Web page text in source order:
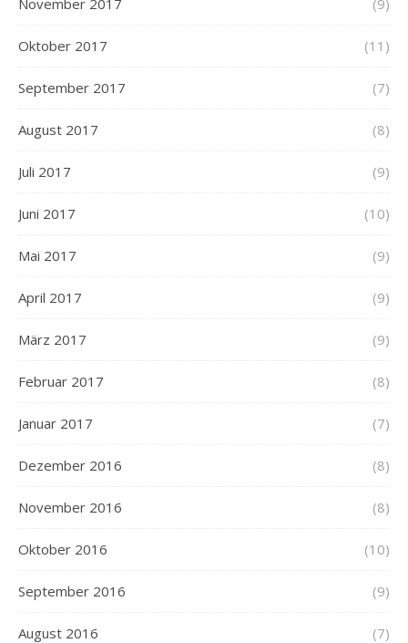
Oktober 2017 (11)
September 2017 (7)
August 2017 (8)
Juli 2017 (9)
Juni 2017 (10)
Mai 2017 (9)
April 2017 (9)
März 2017 (9)
Februar 2017 (8)
Januar 2017 (7)
Dezember 2016 (8)
November 2016 (8)
Oktober 2016 (10)
September 2016 (9)
August 2016 (7)